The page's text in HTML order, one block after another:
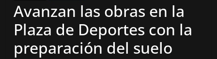
Avanzan las obras en la
Plaza de Deportes con la
preparación del suelo